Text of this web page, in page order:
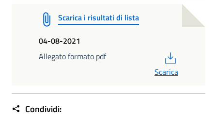
Scarica i risultati di lista
04-08-2021
Allegato formato pdf
Scarica
Condividi: